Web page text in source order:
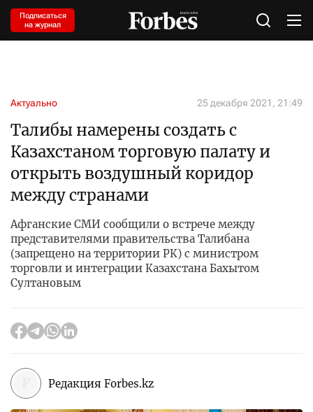
Подписаться
на журнал
Актуально 25 декабря 2021, 21:49
Талибы намерены создать с
Казахстаном торговую палату и
открыть воздушный коридор
между странами
Афганские СМИ сообщили о встрече между
представителями правительства Талибана
(запрещено на территории РК) с министром
торговли и интеграции Казахстана Бахытом
Султановым
Редакция Forbes.kz